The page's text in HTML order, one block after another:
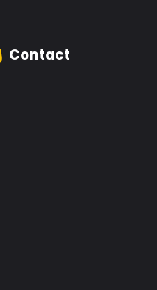
Contact